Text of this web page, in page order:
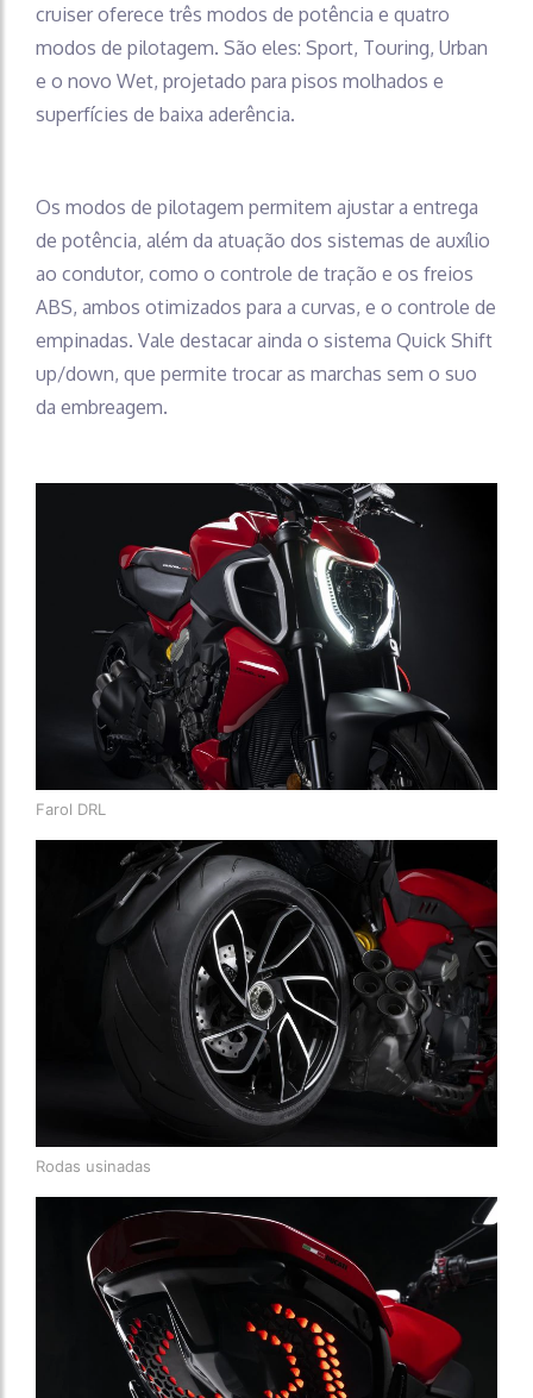
cruiser oferece três modos de potência e quatro
modos de pilotagem. São eles: Sport, Touring, Urban
e o novo Wet, projetado para pisos molhados e
superfícies de baixa aderência.
Os modos de pilotagem permitem ajustar a entrega
de potência, além da atuação dos sistemas de auxílio
ao condutor, como o controle de tração e os freios
ABS, ambos otimizados para a curvas, e o controle de
empinadas. Vale destacar ainda o sistema Quick Shift
up/down, que permite trocar as marchas sem o suo
da embreagem.
Farol DRL
Rodas usinadas